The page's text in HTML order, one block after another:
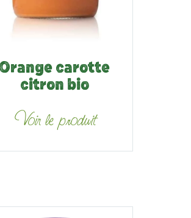
carotte
citron bio
Voir le produit